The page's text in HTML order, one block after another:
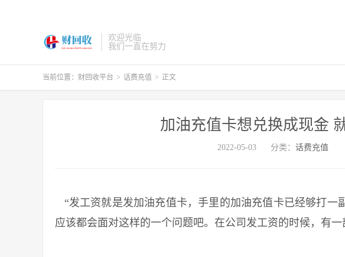
欢迎光临
我们一直在努力
当前位置： 财回收平台 > 话费充值 > 正文
加油充值卡想兑换成现金
2022-05-03 分类： 话费充值
“发工资就是发加油充值卡，手里的加油充值卡已经够打一
应该都会面对这样的一个问题吧。在公司发工资的时候，有一